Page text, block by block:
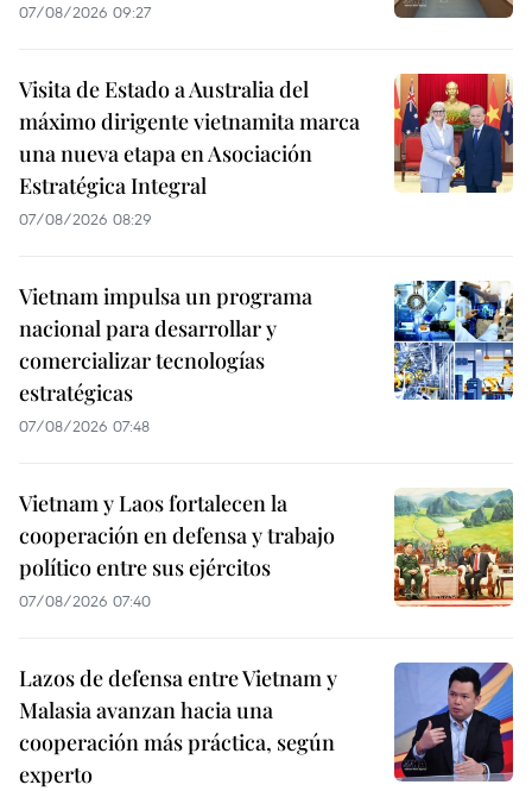
07/08/2026 09:27
Visita de Estado a Australia del
máximo dirigente vietnamita marca
una nueva etapa en Asociación
Estratégica Integral
07/08/2026 08:29
Vietnam impulsa un programa
nacional para desarrollar y
comercializar tecnologías
estratégicas
07/08/2026 07:48
Vietnam y Laos fortalecen la
cooperación en defensa y trabajo
político entre sus ejércitos
07/08/2026 07:40
Lazos de defensa entre Vietnam y
Malasia avanzan hacia una
cooperación más práctica, según
experto